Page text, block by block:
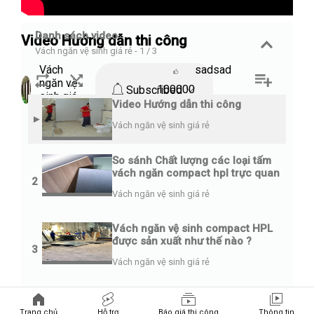
Video Hướng dẫn thi công
Vách
ngăn vệ
sinh giá
rẻ
Subscribed
100000
sadsad
Đánh giá video này
Danh sách video
Vách ngăn vệ sinh giá rẻ - 1 / 3
►
Video Hướng dẫn thi công
Vách ngăn vệ sinh giá rẻ
2
So sánh Chất lượng các loại tấm
vách ngăn compact hpl trực quan
Vách ngăn vệ sinh giá rẻ
3
Vách ngăn vệ sinh compact HPL
được sản xuất như thế nào ?
Vách ngăn vệ sinh giá rẻ